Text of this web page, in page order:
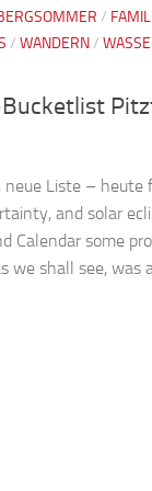
/
/ WANDERN/
neue Liste –
and solar
Calendar some
we shall see, was